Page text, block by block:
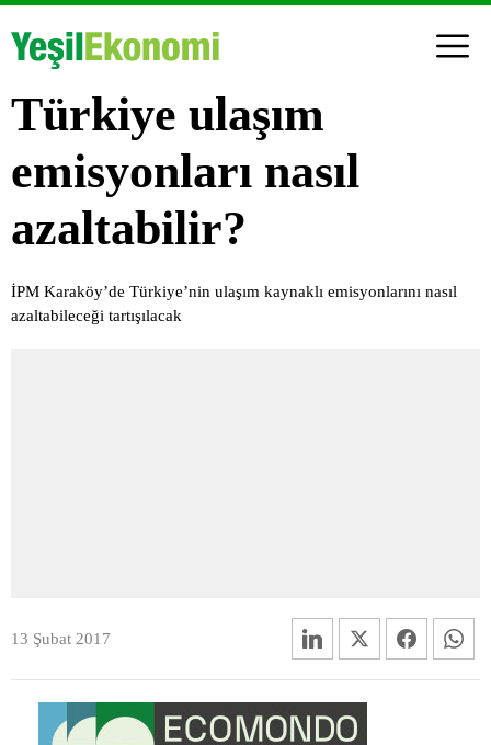
Türkiye ulaşım
emisyonları nasıl
azaltabilir?
İPM Karaköy’de Türkiye’nin ulaşım kaynaklı emisyonlarını nasıl
azaltabileceği tartışılacak
13 Şubat 2017